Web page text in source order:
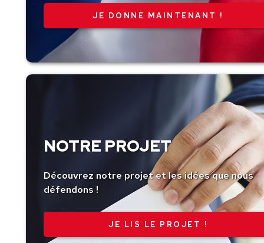
NOTRE PROJET
Découvrez notre projet et les idées que nous
défendons !
JE LIS LE PROJET !